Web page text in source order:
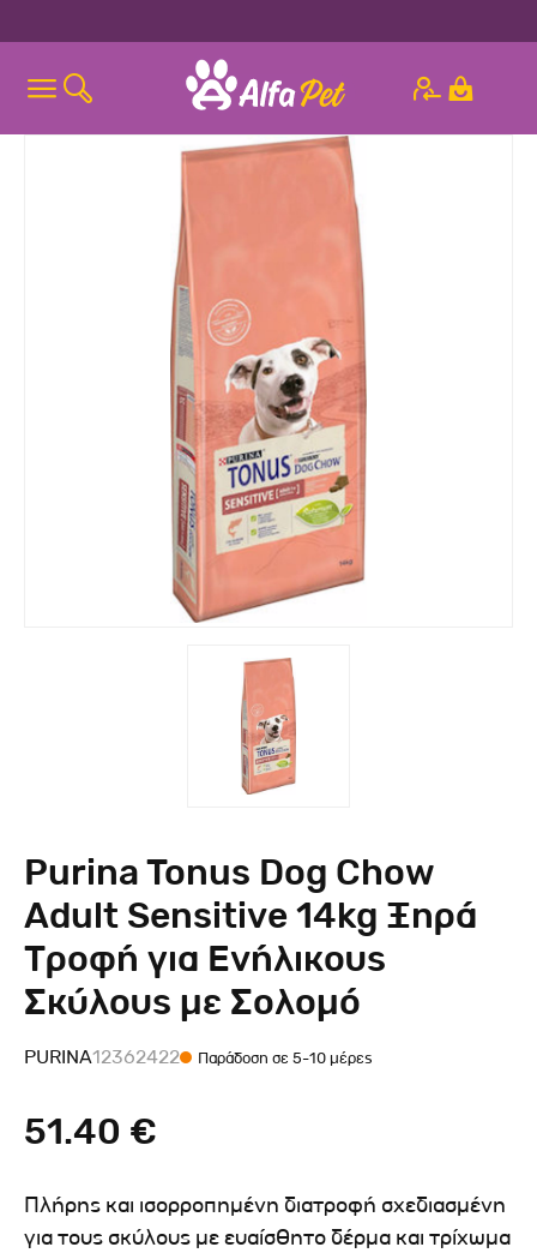
Purina Tonus Dog Chow
Adult Sensitive 14kg Ξηρά
Τροφή για Ενήλικους
Σκύλους με Σολομό
PURINA12362422 Παράδοση σε 5-10 μέρες
51.40 €
Πλήρης και ισορροπημένη διατροφή σχεδιασμένη
για τους σκύλους με ευαίσθητο δέρμα και τρίχωμα